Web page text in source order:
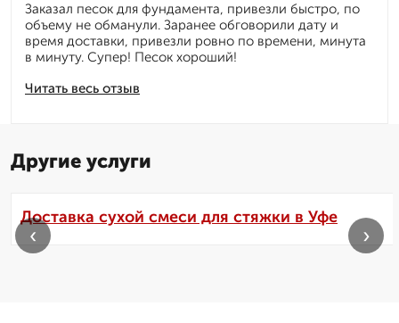
Читать весь отзыв
Заказал песок для фундамента, привезли быстро, по
объему не обманули. Заранее обговорили дату и
время доставки, привезли ровно по времени, минута
в минуту. Супер! Песок хороший!
Другие услуги
Доставка сухой смеси для стяжки в Уфе
‹ ›